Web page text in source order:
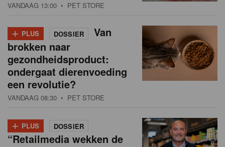
VANDAAG 13:00 • PET STORE
+ PLUS DOSSIER
Van
brokken naar
gezondheidsproduct:
ondergaat dierenvoeding
een revolutie?
VANDAAG 08:30 • PET STORE
+ PLUS DOSSIER
“Retailmedia wekken de